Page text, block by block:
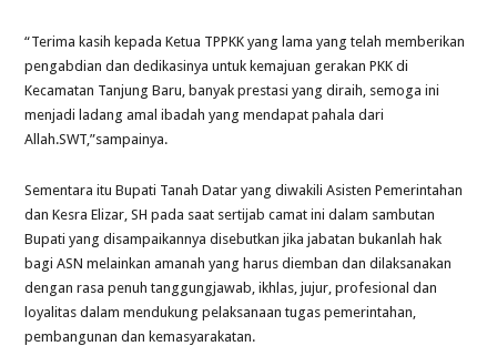
“Terima kasih kepada Ketua TPPKK yang lama yang telah memberikan
pengabdian dan dedikasinya untuk kemajuan gerakan PKK di
Kecamatan Tanjung Baru, banyak prestasi yang diraih, semoga ini
menjadi ladang amal ibadah yang mendapat pahala dari
Allah.SWT,”sampainya.
Sementara itu Bupati Tanah Datar yang diwakili Asisten Pemerintahan
dan Kesra Elizar, SH pada saat sertijab camat ini dalam sambutan
Bupati yang disampaikannya disebutkan jika jabatan bukanlah hak
bagi ASN melainkan amanah yang harus diemban dan dilaksanakan
dengan rasa penuh tanggungjawab, ikhlas, jujur, profesional dan
loyalitas dalam mendukung pelaksanaan tugas pemerintahan,
pembangunan dan kemasyarakatan.